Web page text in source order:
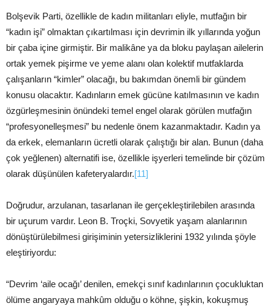
Bolşevik Parti, özellikle de kadın militanları eliyle, mutfağın bir
“kadın işi” olmaktan çıkartılması için devrimin ilk yıllarında yoğun
bir çaba içine girmiştir. Bir malikâne ya da bloku paylaşan ailelerin
ortak yemek pişirme ve yeme alanı olan kolektif mutfaklarda
çalışanların “kimler” olacağı, bu bakımdan önemli bir gündem
konusu olacaktır. Kadınların emek gücüne katılmasının ve kadın
özgürleşmesinin önündeki temel engel olarak görülen mutfağın
“profesyonelleşmesi” bu nedenle önem kazanmaktadır. Kadın ya
da erkek, elemanların ücretli olarak çalıştığı bir alan. Bunun (daha
çok yeğlenen) alternatifi ise, özellikle işyerleri temelinde bir çözüm
olarak düşünülen kafeteryalardır.[11]
Doğrudur, arzulanan, tasarlanan ile gerçekleştirilebilen arasında
bir uçurum vardır. Leon B. Troçki, Sovyetik yaşam alanlarının
dönüştürülebilmesi girişiminin yetersizliklerini 1932 yılında şöyle
eleştiriyordu:
“Devrim ‘aile ocağı’ denilen, emekçi sınıf kadınlarının çocukluktan
ölüme angaryaya mahkûm olduğu o köhne, şişkin, kokuşmuş